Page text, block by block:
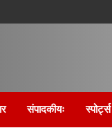
संपादकीयः स्पोर्ट्स